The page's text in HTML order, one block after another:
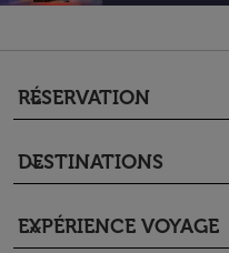
RÉSERVATION
keyboard_arrow_down
DESTINATIONS
keyboard_arrow_down
EXPÉRIENCE VOYAGE
keyboard_arrow_down